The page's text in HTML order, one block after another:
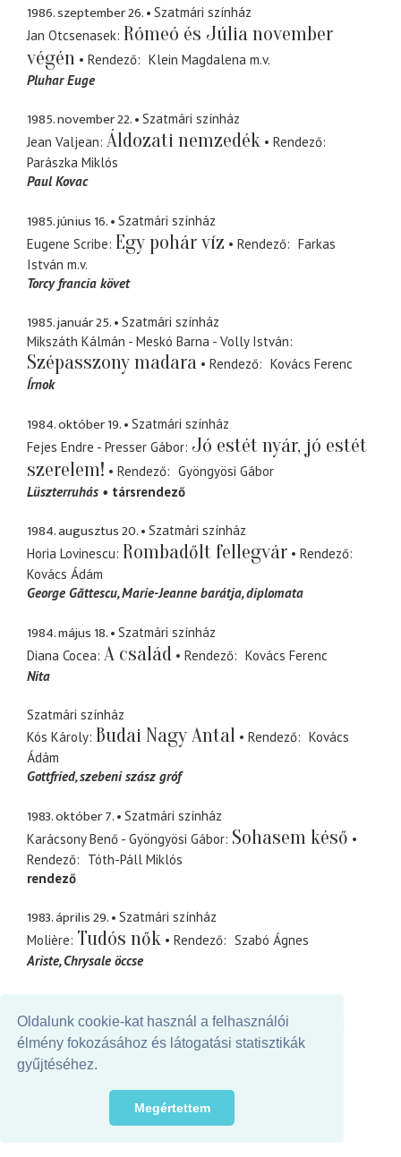
Oldalunk cookie-kat használ a felhasználói
élmény fokozásához és látogatási statisztikák
gyűjtéséhez.
Megértettem
1986. szeptember 26.
Szatmári színház
Jan Otcsenasek Rómeó és Júlia november
végén
Rendező Klein Magdalena m.v.
Pluhar Euge
1985. november 22.
Szatmári színház
Jean Valjean Áldozati nemzedék
Rendező
Parászka Miklós
Paul Kovac
1985. június 16.
Szatmári színház
Eugene Scribe Egy pohár víz Rendező
Farkas
István m.v.
Torcy francia követ
1985. január 25.
Szatmári színház
Mikszáth Kálmán - Meskó Barna - Volly István
Szépasszony madara Rendező
Kovács Ferenc
Írnok
1984. október 19.
Szatmári színház
Fejes Endre - Presser Gábor Jó estét nyár, jó estét
szerelem!
Rendező
Gyöngyösi Gábor
Lüszterruhás
társrendező
1984. augusztus 20.
Szatmári színház
Horia Lovinescu Rombadőlt fellegvár
Rendező
Kovács Ádám
George Găttescu Marie-Jeanne barátja, diplomata
1984. május 18.
Szatmári színház
Diana Cocea A család Rendező
Kovács Ferenc
Nita
Szatmári színház
Kós Károly Budai Nagy Antal Rendező
Kovács
Ádám
Gottfried szebeni szász gróf
1983. október 7.
Szatmári színház
Karácsony Benő - Gyöngyösi Gábor Sohasem késő
Rendező
Tóth-Páll Miklós
rendező
1983. április 29.
Szatmári színház
Molière Tudós nők Rendező
Szabó Ágnes
Ariste Chrysale öccse
Makszim Gorkij A nap fiai Rendező
Kovács Ádám
Vagin Dmitrij Szergejevics
Az estély Rendező